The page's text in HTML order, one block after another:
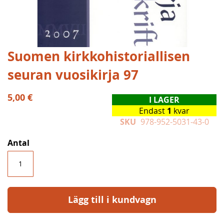
Hoppa
till
början
bildgalleriet
Suomen kirkkohistoriallisen
seuran vuosikirja 97
5,00 €
I LAGER
Endast 1 kvar
SKU 978-952-5031-43-0
Antal
Lägg till i kundvagn